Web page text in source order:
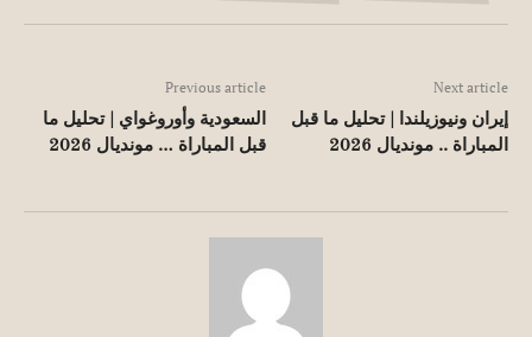
Previous article
السعودية وأوروغواي | تحليل ما
قبل المباراة … مونديال 2026
Next article
إيران ونيوزيلندا | تحليل ما قبل
المباراة .. مونديال 2026